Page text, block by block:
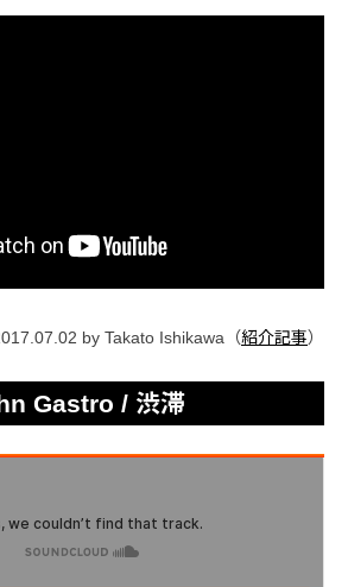
by Takato Ishikawa（紹介記事）
Gastro / 渋滞